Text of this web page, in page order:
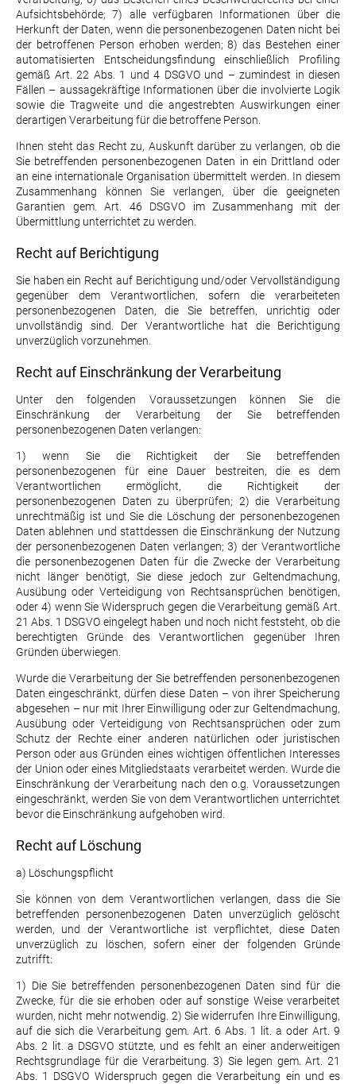
Aufsichtsbehörde; 7) alle verfügbaren Informationen über die
Herkunft der Daten, wenn die personenbezogenen Daten nicht bei
der betroffenen Person erhoben werden; 8) das Bestehen einer
automatisierten Entscheidungsfindung einschließlich Profiling
gemäß Art. 22 Abs. 1 und 4 DSGVO und – zumindest in diesen
Fällen – aussagekräftige Informationen über die involvierte Logik
sowie die Tragweite und die angestrebten Auswirkungen einer
derartigen Verarbeitung für die betroffene Person.
Ihnen steht das Recht zu, Auskunft darüber zu verlangen, ob die
Sie betreffenden personenbezogenen Daten in ein Drittland oder
an eine internationale Organisation übermittelt werden. In diesem
Zusammenhang können Sie verlangen, über die geeigneten
Garantien gem. Art. 46 DSGVO im Zusammenhang mit der
Übermittlung unterrichtet zu werden.
Recht auf Berichtigung
Sie haben ein Recht auf Berichtigung und/oder Vervollständigung
gegenüber dem Verantwortlichen, sofern die verarbeiteten
personenbezogenen Daten, die Sie betreffen, unrichtig oder
unvollständig sind. Der Verantwortliche hat die Berichtigung
unverzüglich vorzunehmen.
Recht auf Einschränkung der Verarbeitung
Unter den folgenden Voraussetzungen können Sie die
Einschränkung der Verarbeitung der Sie betreffenden
personenbezogenen Daten verlangen:
1) wenn Sie die Richtigkeit der Sie betreffenden
personenbezogenen für eine Dauer bestreiten, die es dem
Verantwortlichen ermöglicht, die Richtigkeit der
personenbezogenen Daten zu überprüfen; 2) die Verarbeitung
unrechtmäßig ist und Sie die Löschung der personenbezogenen
Daten ablehnen und stattdessen die Einschränkung der Nutzung
der personenbezogenen Daten verlangen; 3) der Verantwortliche
die personenbezogenen Daten für die Zwecke der Verarbeitung
nicht länger benötigt, Sie diese jedoch zur Geltendmachung,
Ausübung oder Verteidigung von Rechtsansprüchen benötigen,
oder 4) wenn Sie Widerspruch gegen die Verarbeitung gemäß Art.
21 Abs. 1 DSGVO eingelegt haben und noch nicht feststeht, ob die
berechtigten Gründe des Verantwortlichen gegenüber Ihren
Gründen überwiegen.
Wurde die Verarbeitung der Sie betreffenden personenbezogenen
Daten eingeschränkt, dürfen diese Daten – von ihrer Speicherung
abgesehen – nur mit Ihrer Einwilligung oder zur Geltendmachung,
Ausübung oder Verteidigung von Rechtsansprüchen oder zum
Schutz der Rechte einer anderen natürlichen oder juristischen
Person oder aus Gründen eines wichtigen öffentlichen Interesses
der Union oder eines Mitgliedstaats verarbeitet werden. Wurde die
Einschränkung der Verarbeitung nach den o.g. Voraussetzungen
eingeschränkt, werden Sie von dem Verantwortlichen unterrichtet
bevor die Einschränkung aufgehoben wird.
Recht auf Löschung
a) Löschungspflicht
Sie können von dem Verantwortlichen verlangen, dass die Sie
betreffenden personenbezogenen Daten unverzüglich gelöscht
werden, und der Verantwortliche ist verpflichtet, diese Daten
unverzüglich zu löschen, sofern einer der folgenden Gründe
zutrifft:
1) Die Sie betreffenden personenbezogenen Daten sind für die
Zwecke, für die sie erhoben oder auf sonstige Weise verarbeitet
wurden, nicht mehr notwendig. 2) Sie widerrufen Ihre Einwilligung,
auf die sich die Verarbeitung gem. Art. 6 Abs. 1 lit. a oder Art. 9
Abs. 2 lit. a DSGVO stützte, und es fehlt an einer anderweitigen
Rechtsgrundlage für die Verarbeitung. 3) Sie legen gem. Art. 21
Abs. 1 DSGVO Widerspruch gegen die Verarbeitung ein und es